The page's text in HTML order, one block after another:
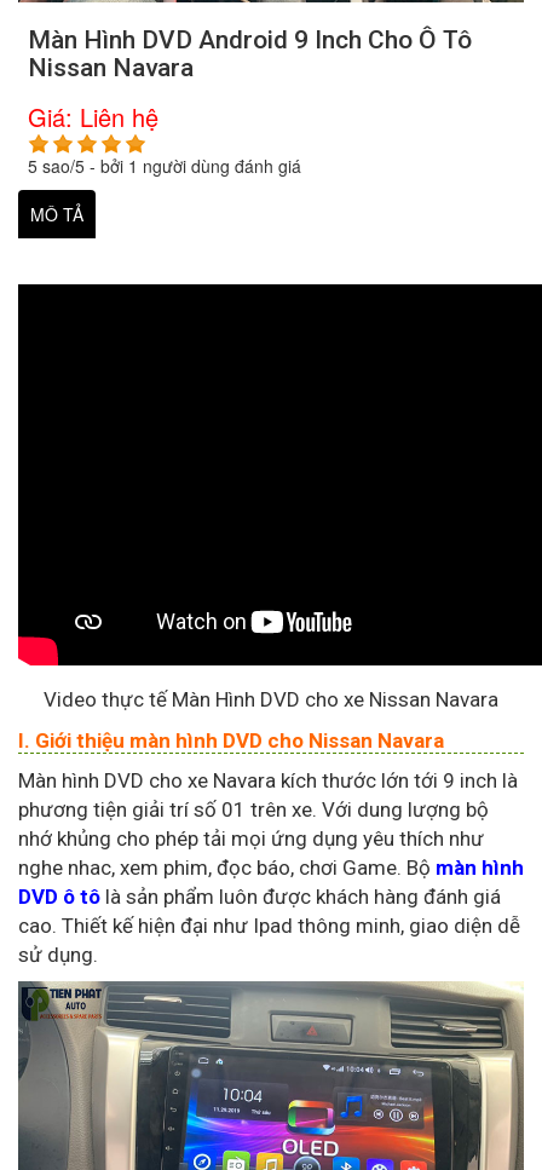
Màn Hình DVD Android 9 Inch Cho Ô Tô
Nissan Navara
Giá: Liên hệ
5 sao/5 - bởi 1 người dùng đánh giá
MÔ TẢ
Video thực tế Màn Hình DVD cho xe Nissan Navara
I. Giới thiệu màn hình DVD cho Nissan Navara
Màn hình DVD cho xe Navara kích thước lớn tới 9 inch là
phương tiện giải trí số 01 trên xe. Với dung lượng bộ
nhớ khủng cho phép tải mọi ứng dụng yêu thích như
nghe nhac, xem phim, đọc báo, chơi Game. Bộ màn hình
DVD ô tô là sản phẩm luôn được khách hàng đánh giá
cao. Thiết kế hiện đại như Ipad thông minh, giao diện dễ
sử dụng.